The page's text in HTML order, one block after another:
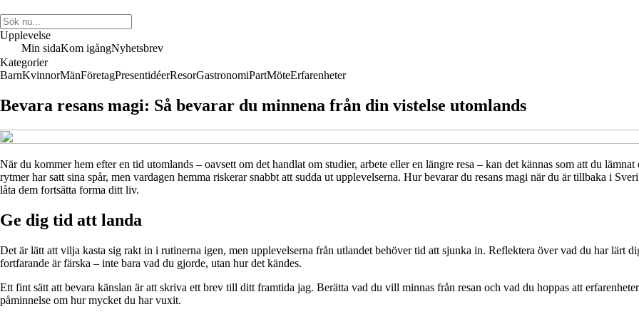
Upplevelse
Min sidaKom igångNyhetsbrev
Kategorier
BarnKvinnorMänFöretagPresentidéerResorGastronomiPartMöteErfarenheter
Bevara resans magi: Så bevarar du minnena från din vistelse utomlands
När du kommer hem efter en tid utomlands – oavsett om det handlat om studier, arbete eller en längre resa – kan det kännas som att du
rytmer har satt sina spår, men vardagen hemma riskerar snabbt att sudda ut upplevelserna. Hur bevarar du resans magi när du är tillbaka i
låta dem fortsätta forma ditt liv.
Ge dig tid att landa
Det är lätt att vilja kasta sig rakt in i rutinerna igen, men upplevelserna från utlandet behöver tid att sjunka in. Reflektera över vad du har lärt
fortfarande är färska – inte bara vad du gjorde, utan hur det kändes.
Ett fint sätt att bevara känslan är att skriva ett brev till ditt framtida jag. Berätta vad du vill minnas från resan och vad du hoppas att
påminnelse om hur mycket du har vuxit.